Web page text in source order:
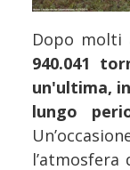
Dopo molti
940.041
un'ultima,
lungo